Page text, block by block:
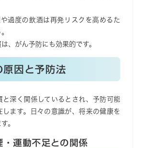
過度の飲酒は再発リスクを高めるた
、がん予防にも効果的です。
原因と予防法
と深く関係しているとされ、予防可能
します。日々の意識が、将来の健康を
。
・運動不足との関係